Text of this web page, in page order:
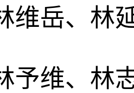
维岳、林
予维、林